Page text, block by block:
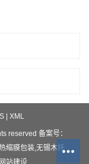
| XML
reserved 备案号：
缩膜包装, 无锡木托
站建设